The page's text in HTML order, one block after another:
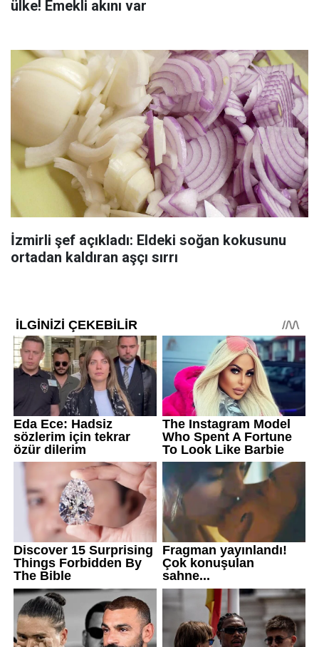
ülke! Emekli akını var
İzmirli şef açıkladı: Eldeki soğan kokusunu
ortadan kaldıran aşçı sırrı